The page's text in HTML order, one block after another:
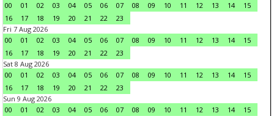
00
01 02 03 04 05 06 07 08 09 10 11 12 13 14
15
16
17 18 19 20 21 22
23
Fri 7 Aug 2026
00
01 02 03 04 05 06 07 08 09 10 11 12 13 14
15
16
17 18 19 20 21 22
23
Sat 8 Aug 2026
00
01 02 03 04 05 06 07 08 09 10 11 12 13 14
15
16
17 18 19 20 21 22
23
Sun 9 Aug 2026
00
01 02 03 04 05 06 07 08 09 10 11 12 13 14
15